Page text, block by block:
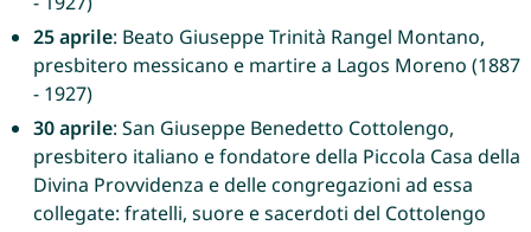
25 aprile: Beato Giuseppe Trinità Rangel Montano,
presbitero messicano e martire a Lagos Moreno (1887
- 1927)
30 aprile: San Giuseppe Benedetto Cottolengo,
presbitero italiano e fondatore della Piccola Casa della
Divina Provvidenza e delle congregazioni ad essa
collegate: fratelli, suore e sacerdoti del Cottolengo